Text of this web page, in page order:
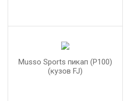
Musso Sports пикап (P100)
(кузов FJ)